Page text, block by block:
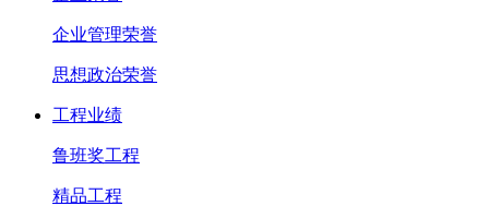
企业管理荣誉
思想政治荣誉
工程业绩
鲁班奖工程
精品工程